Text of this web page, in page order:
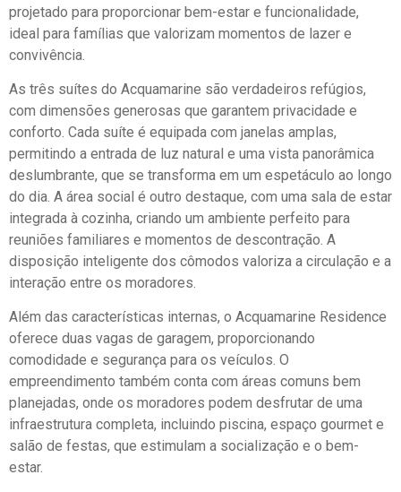
projetado para proporcionar bem-estar e funcionalidade,
ideal para famílias que valorizam momentos de lazer e
convivência.
As três suítes do Acquamarine são verdadeiros refúgios,
com dimensões generosas que garantem privacidade e
conforto. Cada suíte é equipada com janelas amplas,
permitindo a entrada de luz natural e uma vista panorâmica
deslumbrante, que se transforma em um espetáculo ao longo
do dia. A área social é outro destaque, com uma sala de estar
integrada à cozinha, criando um ambiente perfeito para
reuniões familiares e momentos de descontração. A
disposição inteligente dos cômodos valoriza a circulação e a
interação entre os moradores.
Além das características internas, o Acquamarine Residence
oferece duas vagas de garagem, proporcionando
comodidade e segurança para os veículos. O
empreendimento também conta com áreas comuns bem
planejadas, onde os moradores podem desfrutar de uma
infraestrutura completa, incluindo piscina, espaço gourmet e
salão de festas, que estimulam a socialização e o bem-
estar.